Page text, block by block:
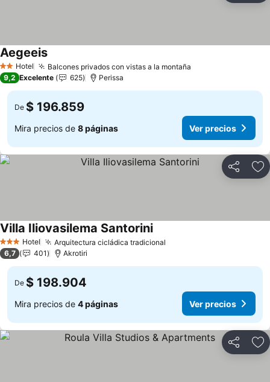
2 Estrellas
Hotel Balcones privados con vistas a la montaña
AegeeisVer precios
9,2 Excelente 625 Perissa
De $ 196.859
Mira precios de 8 páginas Ver precios
Compartir
3 Estrellas
Hotel Arquitectura cicládica tradicional
Villa Iliovasilema SantoriniVer precios
6,7 401 Akrotiri
De $ 198.904
Mira precios de 4 páginas Ver precios
Compartir